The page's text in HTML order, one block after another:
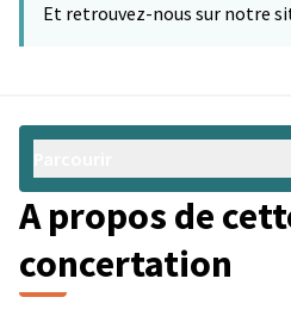
Et retrouvez-nous sur notre
A propos de
concertation